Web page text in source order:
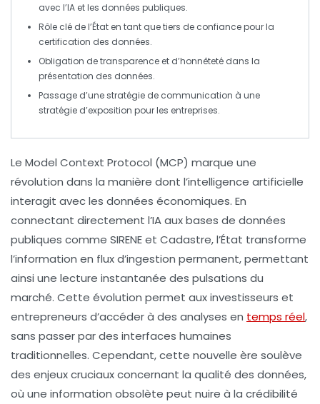
avec l’IA et les données publiques.
Rôle clé de l’État en tant quetiers de confiancepour la
certification des données.
Obligation de transparence et d’honnêteté dans la
présentation des données.
Passage d’une stratégie de communication à une
stratégie d’exposition pour les entreprises.
Le Model Context Protocol (MCP) marque une
révolution dans la manière dont l’intelligence artificielle
interagit avec les données économiques. En
connectant directement l’IA aux bases de données
publiques comme SIRENE et Cadastre, l’État transforme
l’information en flux d’ingestion permanent, permettant
ainsi une lecture instantanée des pulsations du
marché. Cette évolution permet aux investisseurs et
entrepreneurs d’accéder à des analyses en temps réel,
sans passer par des interfaces humaines
traditionnelles. Cependant, cette nouvelle ère soulève
des enjeux cruciaux concernant la qualité des données,
où une information obsolète peut nuire à la crédibilité